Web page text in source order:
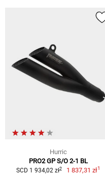
Hurric
PRO2 GP S/O 2-1 BL
SCD 1 934,02 zł2 1 837,31 zł1